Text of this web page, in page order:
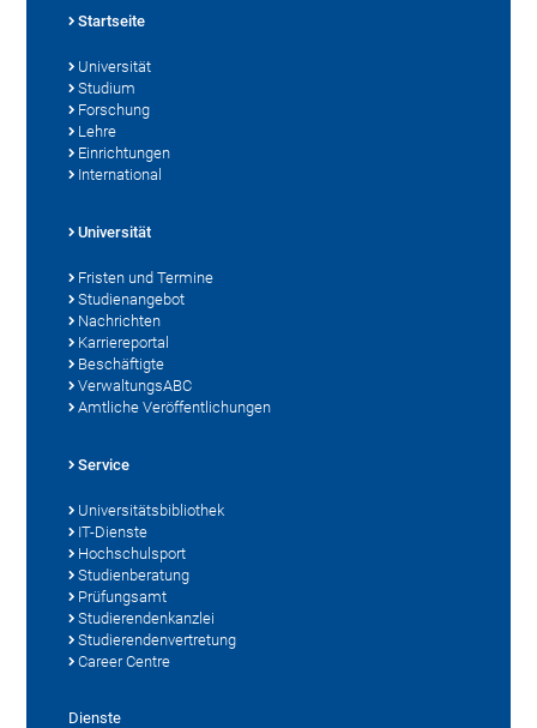
Startseite
Universität
Studium
Forschung
Lehre
Einrichtungen
International
Universität
Fristen und Termine
Studienangebot
Nachrichten
Karriereportal
Beschäftigte
VerwaltungsABC
Amtliche Veröffentlichungen
Service
Universitätsbibliothek
IT-Dienste
Hochschulsport
Studienberatung
Prüfungsamt
Studierendenkanzlei
Studierendenvertretung
Career Centre
Dienste